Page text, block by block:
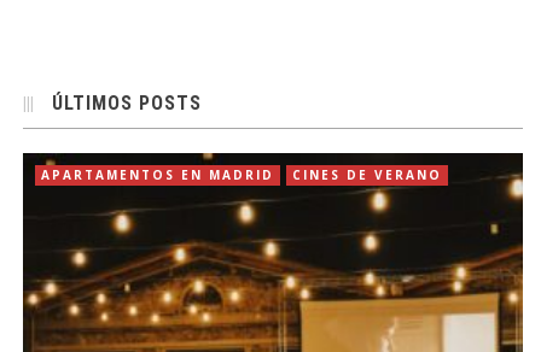
ÚLTIMOS POSTS
APARTAMENTOS EN MADRID CINES DE VERANO